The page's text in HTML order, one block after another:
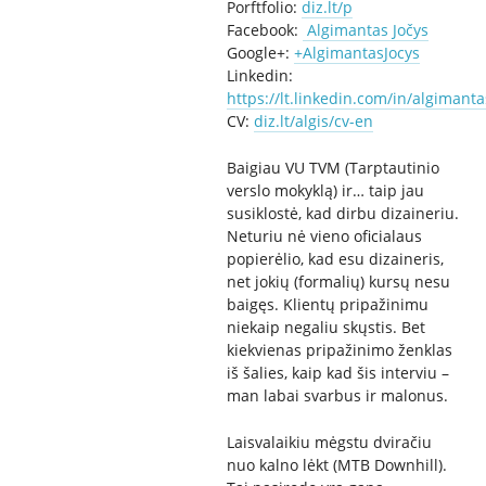
Porftfolio: diz.lt/p
Facebook: Algimantas Jočys
Google+: +AlgimantasJocys
Linkedin:
https://lt.linkedin.com/in/
CV: diz.lt/algis/cv-en
Baigiau VU TVM (Tarptautinio
verslo mokyklą) ir… taip jau
susiklostė, kad dirbu dizaineriu.
Neturiu nė vieno oficialaus
popierėlio, kad esu dizaineris,
net jokių (formalių) kursų nesu
baigęs. Klientų pripažinimu
niekaip negaliu skųstis. Bet
kiekvienas pripažinimo ženklas
iš šalies, kaip kad šis interviu –
man labai svarbus ir malonus.
Laisvalaikiu mėgstu dviračiu
nuo kalno lėkt (MTB Downhill).